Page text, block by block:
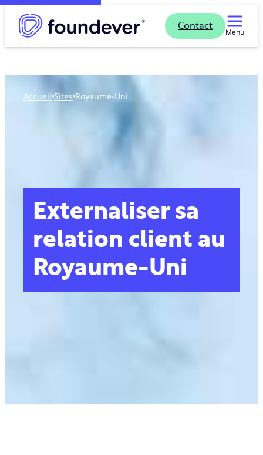
Contact
Menu
Accueil sites Royaume-Uni
Externaliser sa
relation client au
Royaume-Uni